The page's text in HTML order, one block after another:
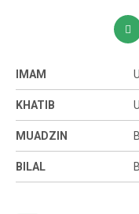
IMAM
KHATIB
MUADZIN
BILAL